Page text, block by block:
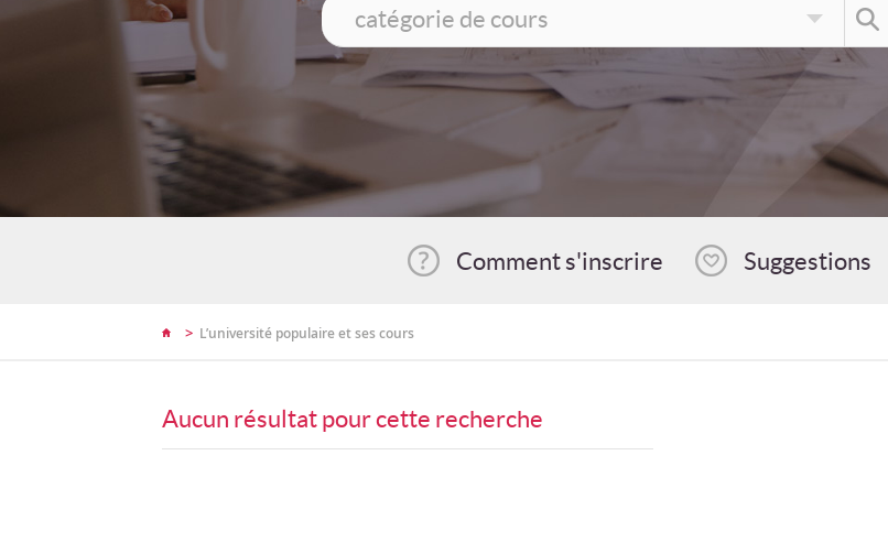
Comment s'inscrire Suggestions
> L’université populaire et ses cours
Aucun résultat pour cette recherche